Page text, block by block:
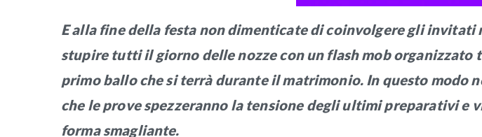
E alla fine della festa non dimenticate di coinvolgere gli invitati
stupire tutti il giorno delle nozze con un flash mob
primo ballo che si terrà durante il matrimonio. In questo modo
che le prove spezzeranno la tensione degli ultimi preparativi
forma smagliante.